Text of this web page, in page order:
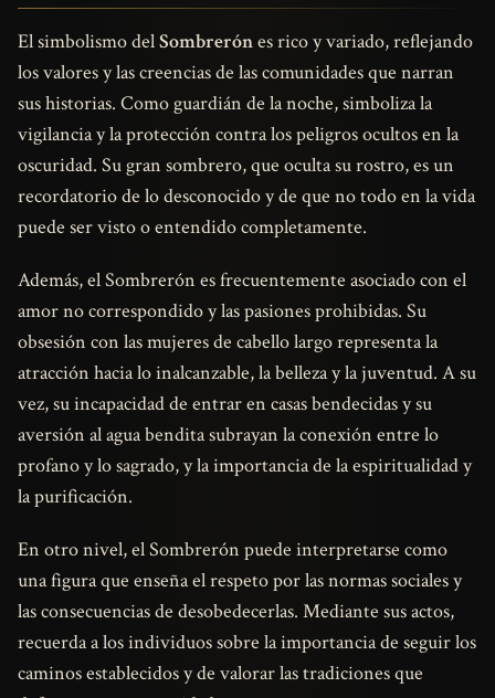
El simbolismo delSombrerónes rico y variado, reflejando
los valores y las creencias de las comunidades que narran
sus historias. Como guardián de la noche, simboliza la
vigilancia y la protección contra los peligros ocultos en la
oscuridad. Su gran sombrero, que oculta su rostro, es un
recordatorio de lo desconocido y de que no todo en la vida
puede ser visto o entendido completamente.
Además, el Sombrerón es frecuentemente asociado con el
amor no correspondido y las pasiones prohibidas. Su
obsesión con las mujeres de cabello largo representa la
atracción hacia lo inalcanzable, la belleza y la juventud. A su
vez, su incapacidad de entrar en casas bendecidas y su
aversión al agua bendita subrayan la conexión entre lo
profano y lo sagrado, y la importancia de la espiritualidad y
la purificación.
En otro nivel, el Sombrerón puede interpretarse como
una figura que enseña el respeto por las normas sociales y
las consecuencias de desobedecerlas. Mediante sus actos,
recuerda a los individuos sobre la importancia de seguir los
caminos establecidos y de valorar las tradiciones que